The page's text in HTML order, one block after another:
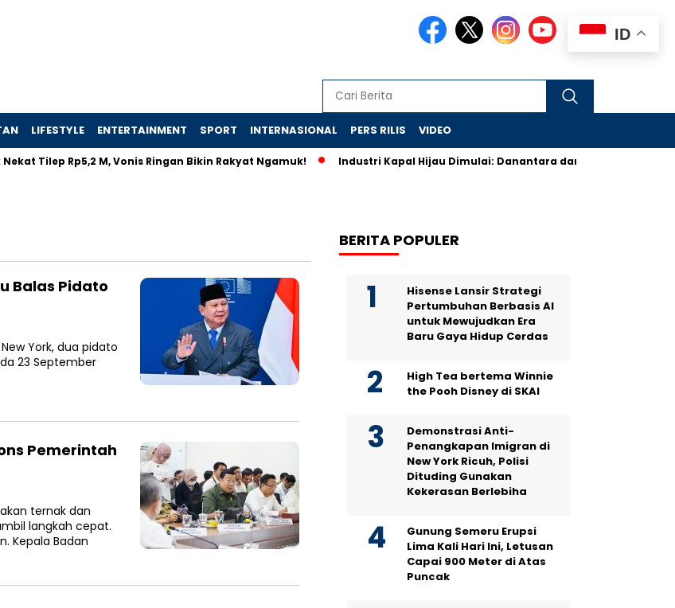
LIFESTYLE ENTERTAINMENT SPORT INTERNASIONAL PERS RILIS VIDEO
Tilep Rp5,2 M, Vonis Ringan Bikin Rakyat Ngamuk! Industri Kapal Hijau Dimulai: Danantara dan Rusia Rancang
Balas Pidato
York, dua pidato
23 September
Pemerintah
ternak dan
langkah cepat.
Kepala Badan
BERITA POPULER
Hisense Lansir Strategi
Pertumbuhan Berbasis AI
untuk Mewujudkan Era
Baru Gaya Hidup Cerdas
High Tea bertema Winnie
the Pooh Disney di SKAI
Demonstrasi Anti-
Penangkapan Imigran di
New York Ricuh, Polisi
Dituding Gunakan
Kekerasan Berlebiha
Gunung Semeru Erupsi
Lima Kali Hari Ini, Letusan
Capai 900 Meter di Atas
Puncak
ID